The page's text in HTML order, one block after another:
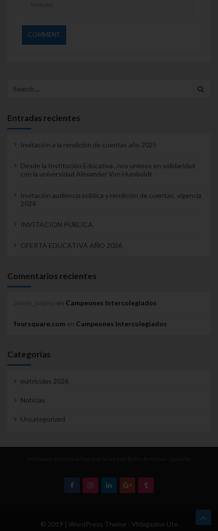
Entradas recientes
Invitación a la rendición de cuentas año 2025
Desde la Institución Educativa , nos unimos en solidaridad
con la universidad Alexander Von Humboldt
Invitación audiencia pública y rendición de cuentas, vigencia
2024
INVITACION PUBLICA
OFERTA EDUCATIVA AÑO 2026
Comentarios recientes
admin_pagina en Campeones Intercolegiados
foursquare.com en Campeones Intercolegiados
Categorías
matrículas 2026
Noticias
Uncategorized
Institución Educativa Nuestra Señora de Belén Armenia - Quindío
© 2019 | WordPress Theme : VMagazine Lite